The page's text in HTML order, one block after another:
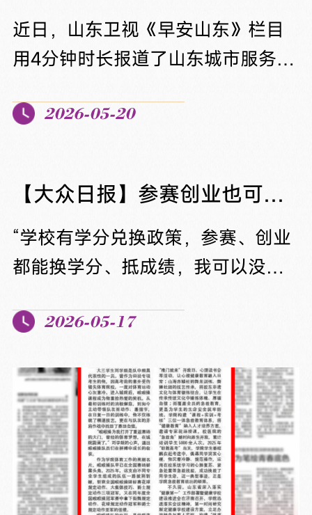
近日，山东卫视《早安山东》栏目
用4分钟时长报道了山东城市服务职
学生林言竹带领观众穿梭于中西餐
米实训基地的“中国烹饪学府”里，烹
饪大师现场制作火爆燎肉，学生边
学边尝，将刀工、颠勺等硬功夫练
银丝，煎烙后丝丝酥脆。作为国内
项目国家级集训主基地，师生累计
获得省级以上奖项八十余项，...
2026-05-20
【大众日报】参赛创业也可换学分抵成绩
“学校有学分兑换政策，参赛、创业
都能换学分、抵成绩，我可以没有
山东城市服务职业学院中餐学院
饽作品。作为全省最年轻的胶东花
饽饽非遗代表性传承人、烟台市言
竹食品有限公司创始人，学校的学
分兑换政策给了她专注非遗的底
气。林言竹口中的“底气”，是山东城
2026-05-17